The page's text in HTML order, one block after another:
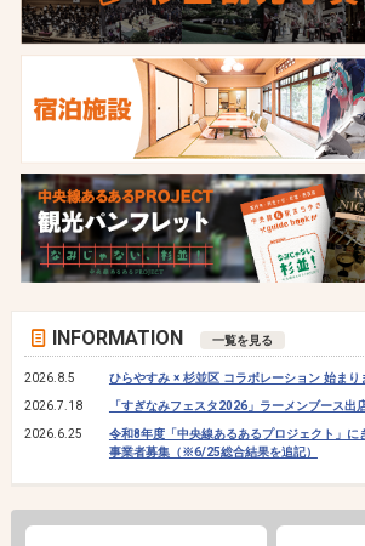
INFORMATION 一覧を見る
2026.8.5
ひらやすみ × 杉並区 コラボレーション 始まり
2026.7.18
「すぎなみフェスタ2026」ラーメンブース出
2026.6.25
令和8年度「中央線あるあるプロジェクト」
事業者募集（※6/25総合結果を追記）